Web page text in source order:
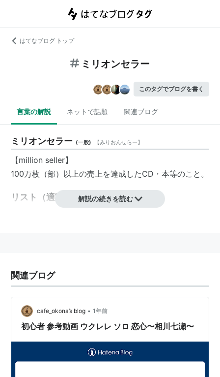
はてなブログ トップ
ミリオンセラー
このタグでブログを書く
言葉の解説 ネットで話題 関連ブログ
ミリオンセラー (一般) 【みりおんせらー】
【million seller】
100万枚（部）以上の売上を達成したCD・本等のこと。
リスト（適宜追加をお願いします）
「The Best "Pleasure"」B’z
「REVIEW〜BEST OF GLAY」GLAY
「Distance」宇多田ヒカル
「The Best "Treasure"」B’z
「globe」globe
「ケツノポリス４」ケツメイシ
シングル
解説の続きを読む
関連ブログ
cafe_okona’s blog • 1年前
初心者 参考動画 ウクレレ ソロ 恋心〜相川七瀬〜